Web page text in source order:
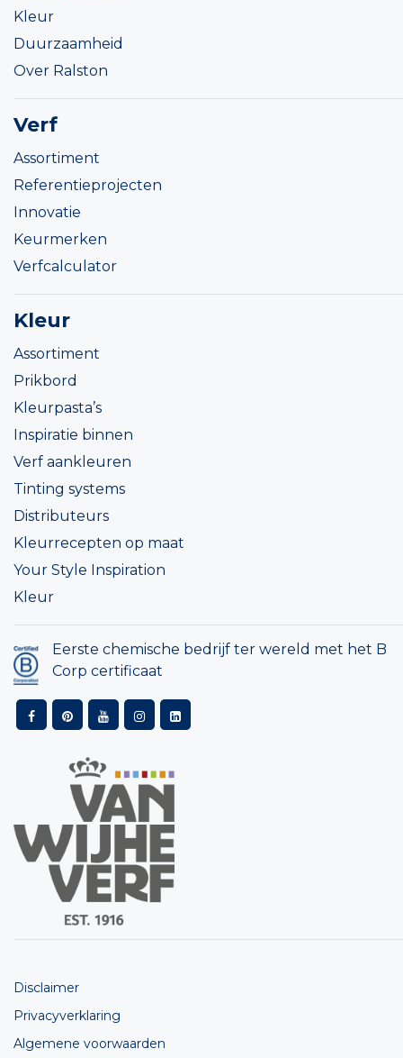
Kleur
Duurzaamheid
Over Ralston
Verf
Assortiment
Referentieprojecten
Innovatie
Keurmerken
Verfcalculator
Kleur
Assortiment
Prikbord
Kleurpasta’s
Inspiratie binnen
Verf aankleuren
Tinting systems
Distributeurs
Kleurrecepten op maat
Your Style Inspiration
Kleur
Eerste chemische bedrijf ter wereld met het B
Corp certificaat
Disclaimer
Privacyverklaring
Algemene voorwaarden